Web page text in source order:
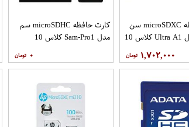
کارت حافظه microSDXC سن
دیسک مدل Ultra A1 کلاس 10
استاندارد UHS-I سرعت
120MBps ظرفیت 32 گیگابایت۱,۷۰۲,۰۰۰
کارت حافظه microSDHC سم
مدل Sam-Pro1 کلاس 10
85MBps ظرفیت 128 گیگابایت
۰